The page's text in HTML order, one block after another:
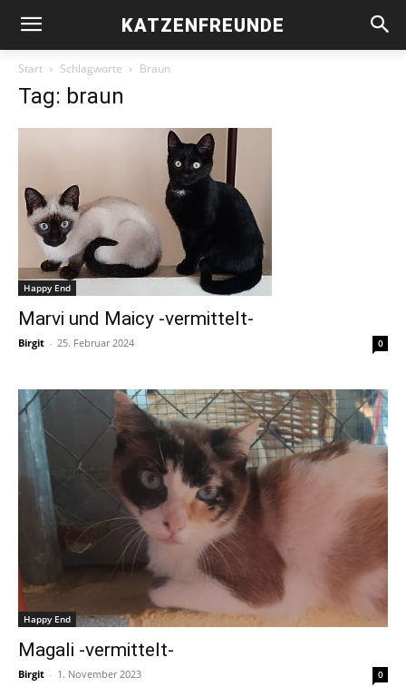
KATZENFREUNDE
Start Schlagworte Braun
Tag: braun
Happy End
Marvi und Maicy -vermittelt-
Birgit - 25. Februar 2024 0
Happy End
Magali -vermittelt-
Birgit - 1. November 2023 0